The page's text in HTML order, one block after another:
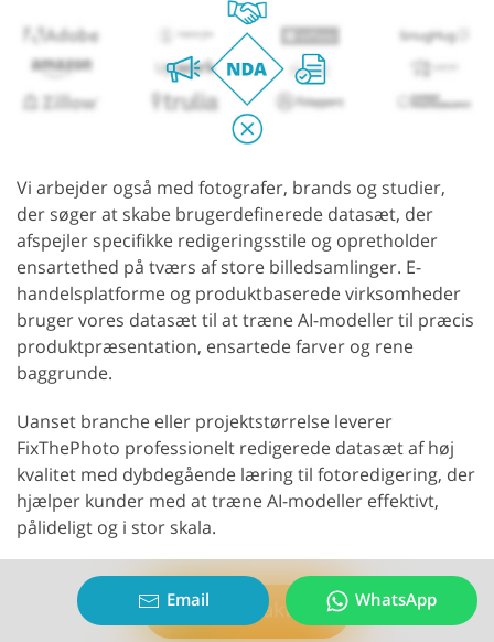
Vi arbejder også med fotografer, brands og studier,
der søger at skabe brugerdefinerede datasæt, der
afspejler specifikke redigeringsstile og opretholder
ensartethed på tværs af store billedsamlinger. E-
handelsplatforme og produktbaserede virksomheder
bruger vores datasæt til at træne AI-modeller til præcis
produktpræsentation, ensartede farver og rene
baggrunde.
Uanset branche eller projektstørrelse leverer
FixThePhoto professionelt redigerede datasæt af høj
kvalitet med dybdegående læring til fotoredigering, der
hjælper kunder med at træne AI-modeller effektivt,
pålideligt og i stor skala.
Kontakt os
Email WhatsApp